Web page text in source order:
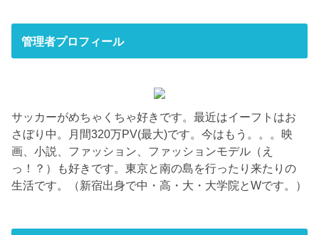
管理者プロフィール
サッカーがめちゃくちゃ好きです。最近はイーフトはお
さぼり中。月間320万PV(最大)です。今はもう。。。映
画、小説、ファッション、ファッションモデル（え
っ！？）も好きです。東京と南の島を行ったり来たりの
生活です。（新宿出身で中・高・大・大学院とWです。）